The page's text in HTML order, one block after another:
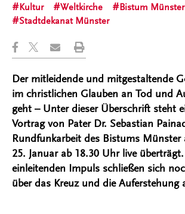
Kultur
Weltkirche
Bistum Münster
Stadtdekanat Münster
Der mitleidende und mitgestaltende
im christlichen Glauben an Tod und
geht – Unter dieser Überschrift steht
Vortrag von Pater Dr. Sebastian
Rundfunkarbeit des Bistums Münster
25. Januar ab 18.30 Uhr live
einleitenden Impuls schließen sich
über das Kreuz und die Auferstehung